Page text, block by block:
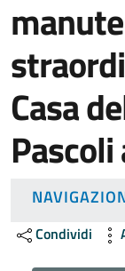
Casa
Condividi